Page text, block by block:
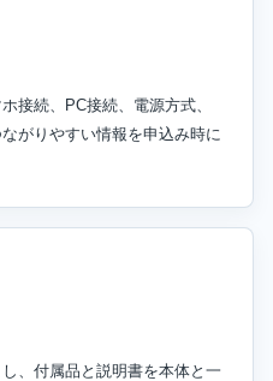
接続、PC接続、電源方式、
がりやすい情報を申込み時に
、付属品と説明書を本体と一